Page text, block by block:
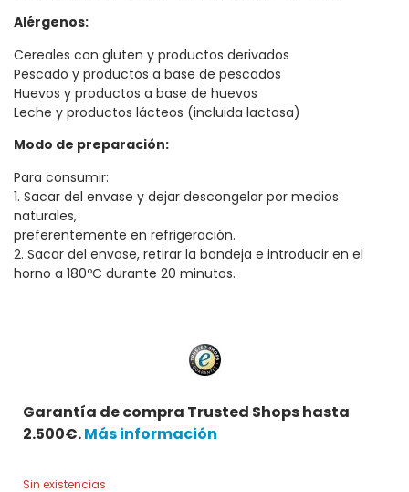
Alérgenos:
Cereales con gluten y productos derivados
Pescado y productos a base de pescados
Huevos y productos a base de huevos
Leche y productos lácteos (incluida lactosa)
Modo de preparación:
Para consumir:
1. Sacar del envase y dejar descongelar por medios
naturales,
preferentemente en refrigeración.
2. Sacar del envase, retirar la bandeja e introducir en el
horno a 180ºC durante 20 minutos.
Garantía de compra Trusted Shops hasta
2.500€.Más información
Sin existencias